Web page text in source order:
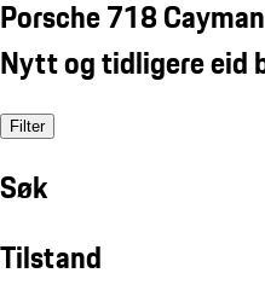
Porsche 718
Nytt og tidligere eid
Filter
Søk
Tilstand